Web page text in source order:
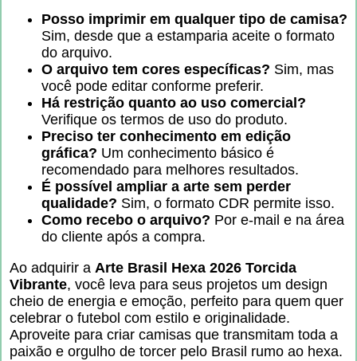
Posso imprimir em qualquer tipo de camisa?
Sim, desde que a estamparia aceite o formato
do arquivo.
O arquivo tem cores específicas? Sim, mas
você pode editar conforme preferir.
Há restrição quanto ao uso comercial?
Verifique os termos de uso do produto.
Preciso ter conhecimento em edição
gráfica? Um conhecimento básico é
recomendado para melhores resultados.
É possível ampliar a arte sem perder
qualidade? Sim, o formato CDR permite isso.
Como recebo o arquivo? Por e-mail e na área
do cliente após a compra.
Ao adquirir a Arte Brasil Hexa 2026 Torcida
Vibrante, você leva para seus projetos um design
cheio de energia e emoção, perfeito para quem quer
celebrar o futebol com estilo e originalidade.
Aproveite para criar camisas que transmitam toda a
paixão e orgulho de torcer pelo Brasil rumo ao hexa.